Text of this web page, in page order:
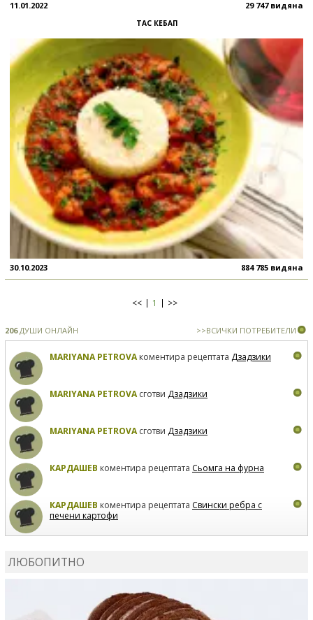
11.01.2022 29 747 видяна
ТАС КЕБАП
30.10.2023 884 785 видяна
<< 1 >>
206ДУШИ ОНЛАЙН >>ВСИЧКИ ПОТРЕБИТЕЛИ
MARIYANA PETROVAкоментира рецептата Дзадзики
MARIYANA PETROVAсготви Дзадзики
MARIYANA PETROVAсготви Дзадзики
КАРДАШЕВ коментира рецептата Сьомга на фурна
КАРДАШЕВ коментира рецептата Свински ребра с
печени картофи
ЛЮБОПИТНО